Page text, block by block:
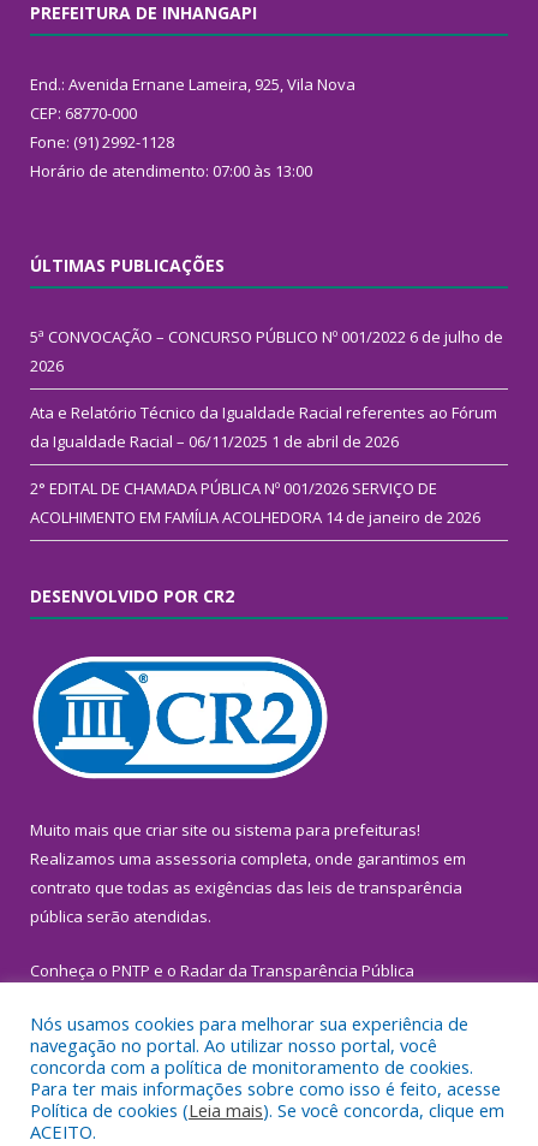
PREFEITURA DE INHANGAPI
End.: Avenida Ernane Lameira, 925, Vila Nova
CEP: 68770-000
Fone: (91) 2992-1128
Horário de atendimento: 07:00 às 13:00
ÚLTIMAS PUBLICAÇÕES
5ª CONVOCAÇÃO – CONCURSO PÚBLICO Nº 001/2022 6 de julho de
2026
Ata e Relatório Técnico da Igualdade Racial referentes ao Fórum
da Igualdade Racial – 06/11/2025 1 de abril de 2026
2° EDITAL DE CHAMADA PÚBLICA Nº 001/2026 SERVIÇO DE
ACOLHIMENTO EM FAMÍLIA ACOLHEDORA 14 de janeiro de 2026
DESENVOLVIDO POR CR2
Muito mais que criar site ou sistema para prefeituras!
Realizamos uma assessoria completa, onde garantimos em
contrato que todas as exigências das leis de transparência
pública serão atendidas.
Conheça o PNTP e o Radar da Transparência Pública
Todos os direitos reservados a Prefeitura Municipal de
Inhangapi.
Nós usamos cookies para melhorar sua experiência de
navegação no portal. Ao utilizar nosso portal, você
concorda com a política de monitoramento de cookies.
Para ter mais informações sobre como isso é feito, acesse
Política de cookies (Leia mais). Se você concorda, clique em
ACEITO.